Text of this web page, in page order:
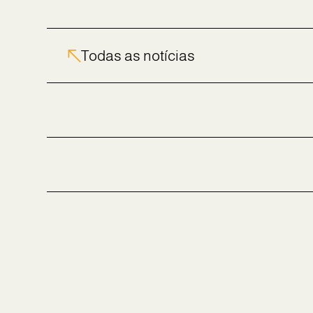
Todas as notícias